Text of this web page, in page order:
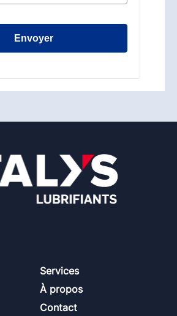
Envoyer
Services
À propos
Contact